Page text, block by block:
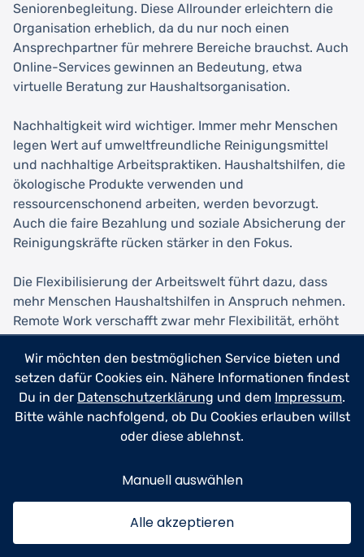
Seniorenbegleitung. Diese Allrounder erleichtern die
Organisation erheblich, da du nur noch einen
Ansprechpartner für mehrere Bereiche brauchst. Auch
Online-Services gewinnen an Bedeutung, etwa
virtuelle Beratung zur Haushaltsorganisation.
Nachhaltigkeit wird wichtiger. Immer mehr Menschen
legen Wert auf umweltfreundliche Reinigungsmittel
und nachhaltige Arbeitspraktiken. Haushaltshilfen, die
ökologische Produkte verwenden und
ressourcenschonend arbeiten, werden bevorzugt.
Auch die faire Bezahlung und soziale Absicherung der
Reinigungskräfte rücken stärker in den Fokus.
Die Flexibilisierung der Arbeitswelt führt dazu, dass
mehr Menschen Haushaltshilfen in Anspruch nehmen.
Remote Work verschafft zwar mehr Flexibilität, erhöht
aber auch die Anwesenheit zuhause und damit den
Wunsch nach einem gepflegten Wohnumfeld.
Gleichzeitig steigt die Bereitschaft, für Entlastung im
Haushalt zu investieren, um mehr Zeit für Familie und
Freizeit zu haben.
Eine qualifizierte Haushaltshilfe in Leingarten
Wir möchten den bestmöglichen Service bieten und
setzen dafür Cookies ein. Nähere Informationen findest
Du in der Datenschutzerklärung und dem Impressum.
Bitte wähle nachfolgend, ob Du Cookies erlauben willst
oder diese ablehnst.
Manuell auswählen
Alle akzeptieren